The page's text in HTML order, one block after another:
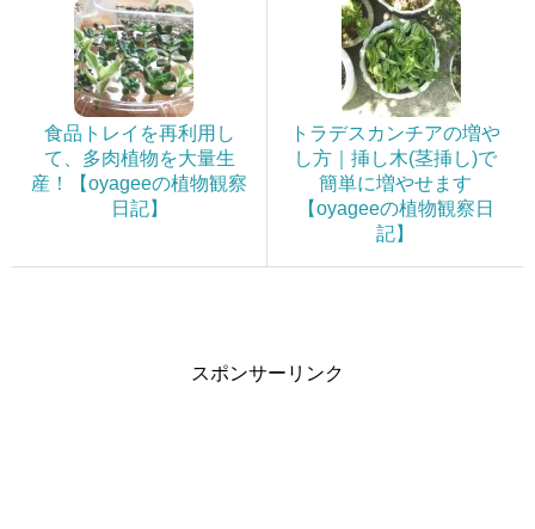
食品トレイを再利用し
て、多肉植物を大量生
産！【oyageeの植物観察
日記】
トラデスカンチアの増や
し方｜挿し木(茎挿し)で
簡単に増やせます
【oyageeの植物観察日
記】
スポンサーリンク